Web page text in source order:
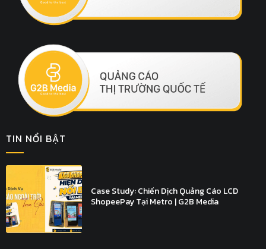
TIN NỔI BẬT
Case Study: Chiến Dịch Quảng Cáo LCD
ShopeePay Tại Metro | G2B Media